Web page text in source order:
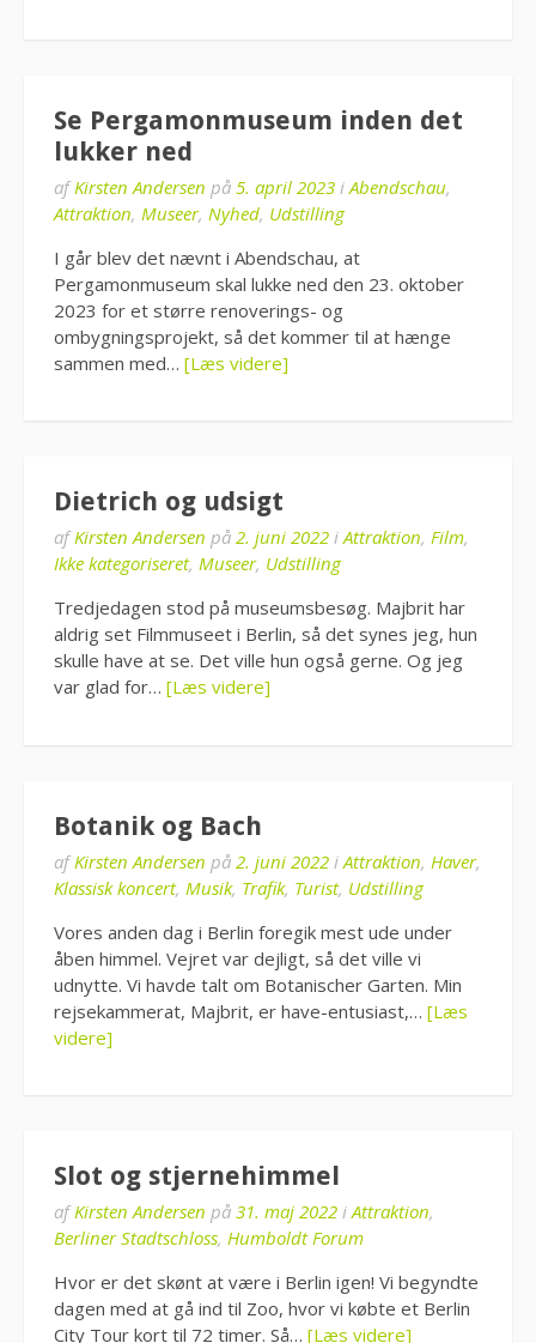
Se Pergamonmuseum inden det
lukker ned
afKirsten Andersen på 5. april 2023 i Abendschau,
Attraktion, Museer, Nyhed, Udstilling
I går blev det nævnt i Abendschau, at
Pergamonmuseum skal lukke ned den 23. oktober
2023 for et større renoverings- og
ombygningsprojekt, så det kommer til at hænge
sammen med… [Læs videre]
Dietrich og udsigt
afKirsten Andersen på 2. juni 2022 iAttraktion, Film,
Ikke kategoriseret, Museer, Udstilling
Tredjedagen stod på museumsbesøg. Majbrit har
aldrig set Filmmuseet i Berlin, så det synes jeg, hun
skulle have at se. Det ville hun også gerne. Og jeg
var glad for… [Læs videre]
Botanik og Bach
afKirsten Andersen på 2. juni 2022 i Attraktion, Haver,
Klassisk koncert, Musik, Trafik, Turist, Udstilling
Vores anden dag i Berlin foregik mest ude under
åben himmel. Vejret var dejligt, så det ville vi
udnytte. Vi havde talt om Botanischer Garten. Min
rejsekammerat, Majbrit, er have-entusiast,… [Læs
videre]
Slot og stjernehimmel
afKirsten Andersen på 31. maj 2022 iAttraktion,
Berliner Stadtschloss, Humboldt Forum
Hvor er det skønt at være i Berlin igen! Vi begyndte
dagen med at gå ind til Zoo, hvor vi købte et Berlin
City Tour kort til 72 timer. Så… [Læs videre]